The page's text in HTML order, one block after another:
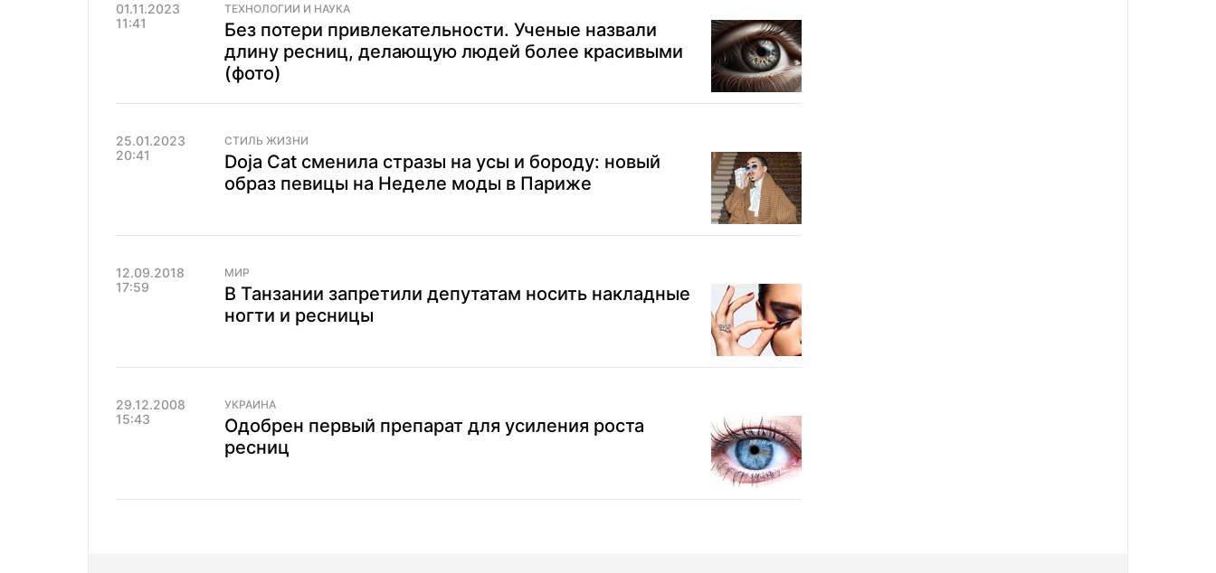
01.11.2023
11:41
ТЕХНОЛОГИИ И НАУКА
Без потери привлекательности. Ученые назвали
длину ресниц, делающую людей более красивыми
(фото)
25.01.2023
20:41
СТИЛЬ ЖИЗНИ
Doja Cat сменила стразы на усы и бороду: новый
образ певицы на Неделе моды в Париже
12.09.2018
17:59
МИР
В Танзании запретили депутатам носить накладные
ногти и ресницы
29.12.2008
15:43
УКРАИНА
Одобрен первый препарат для усиления роста
ресниц